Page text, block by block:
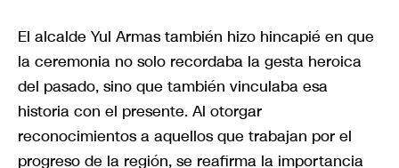
El alcalde Yul Armas también hizo hincapié en que
la ceremonia no solo recordaba la gesta heroica
del pasado, sino que también vinculaba esa
historia con el presente. Al otorgar
reconocimientos a aquellos que trabajan por el
progreso de la región, se reafirma la importancia